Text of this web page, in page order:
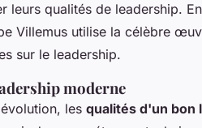
leurs qualités de leadership.
Villemus utilise la célèbre
sur le leadership.
moderne
les qualités d'un bon